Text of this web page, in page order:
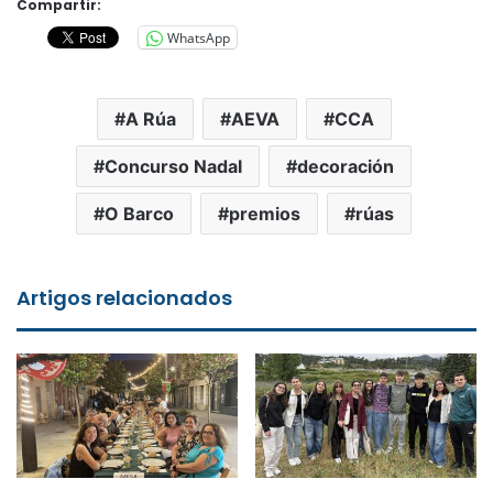
Compartir:
WhatsApp
A Rúa AEVA CCA
Concurso Nadal decoración
O Barco premios rúas
Artigos relacionados